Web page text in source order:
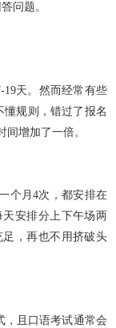
问题。
天。然而经常有些
规则，错过了报名
间增加了一倍。
个月4次，都安排在
安排分上下午场两
，再也不用挤破头
，且口语考试通常会